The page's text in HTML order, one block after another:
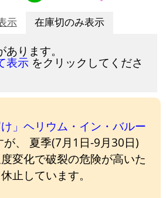
示 在庫切のみ表示
ります。
表示 をクリックしてくださ
け」ヘリウム・イン・バルー
が、 夏季(7月1日-9月30日)
変化で破裂の危険が高いた
止しています。